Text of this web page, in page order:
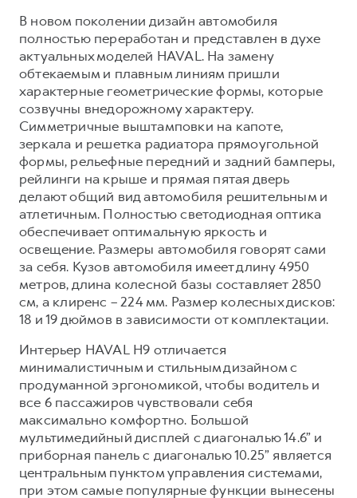
В новом поколении дизайн автомобиля
полностью переработан и представлен в духе
актуальных моделей HAVAL. На замену
обтекаемым и плавным линиям пришли
характерные геометрические формы, которые
созвучны внедорожному характеру.
Симметричные выштамповки на капоте,
зеркала и решетка радиатора прямоугольной
формы, рельефные передний и задний бамперы,
рейлинги на крыше и прямая пятая дверь
делают общий вид автомобиля решительным и
атлетичным. Полностью светодиодная оптика
обеспечивает оптимальную яркость и
освещение. Размеры автомобиля говорят сами
за себя. Кузов автомобиля имеет длину 4950
метров, длина колесной базы составляет 2850
см, а клиренс – 224 мм. Размер колесных дисков:
18 и 19 дюймов в зависимости от комплектации.
Интерьер HAVAL H9 отличается
минималистичным и стильным дизайном с
продуманной эргономикой, чтобы водитель и
все 6 пассажиров чувствовали себя
максимально комфортно. Большой
мультимедийный дисплей с диагональю 14.6” и
приборная панель c диагональю 10.25” является
центральным пунктом управления системами,
при этом самые популярные функции вынесены